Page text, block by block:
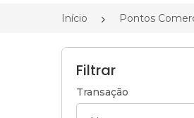
Início Pontos
Filtrar
Transação